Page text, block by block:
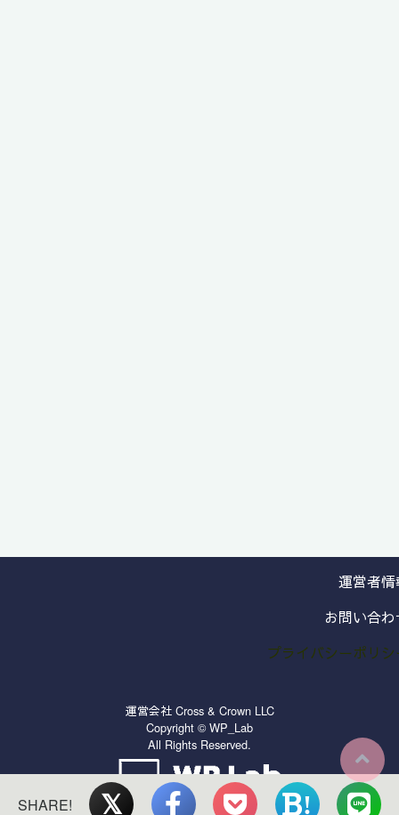
運営者情
お問い合
プライバシーポリ
運営会社 Cross & Crown LLC
Copyright © WP_Lab
All Rights Reserved.
SHARE! !